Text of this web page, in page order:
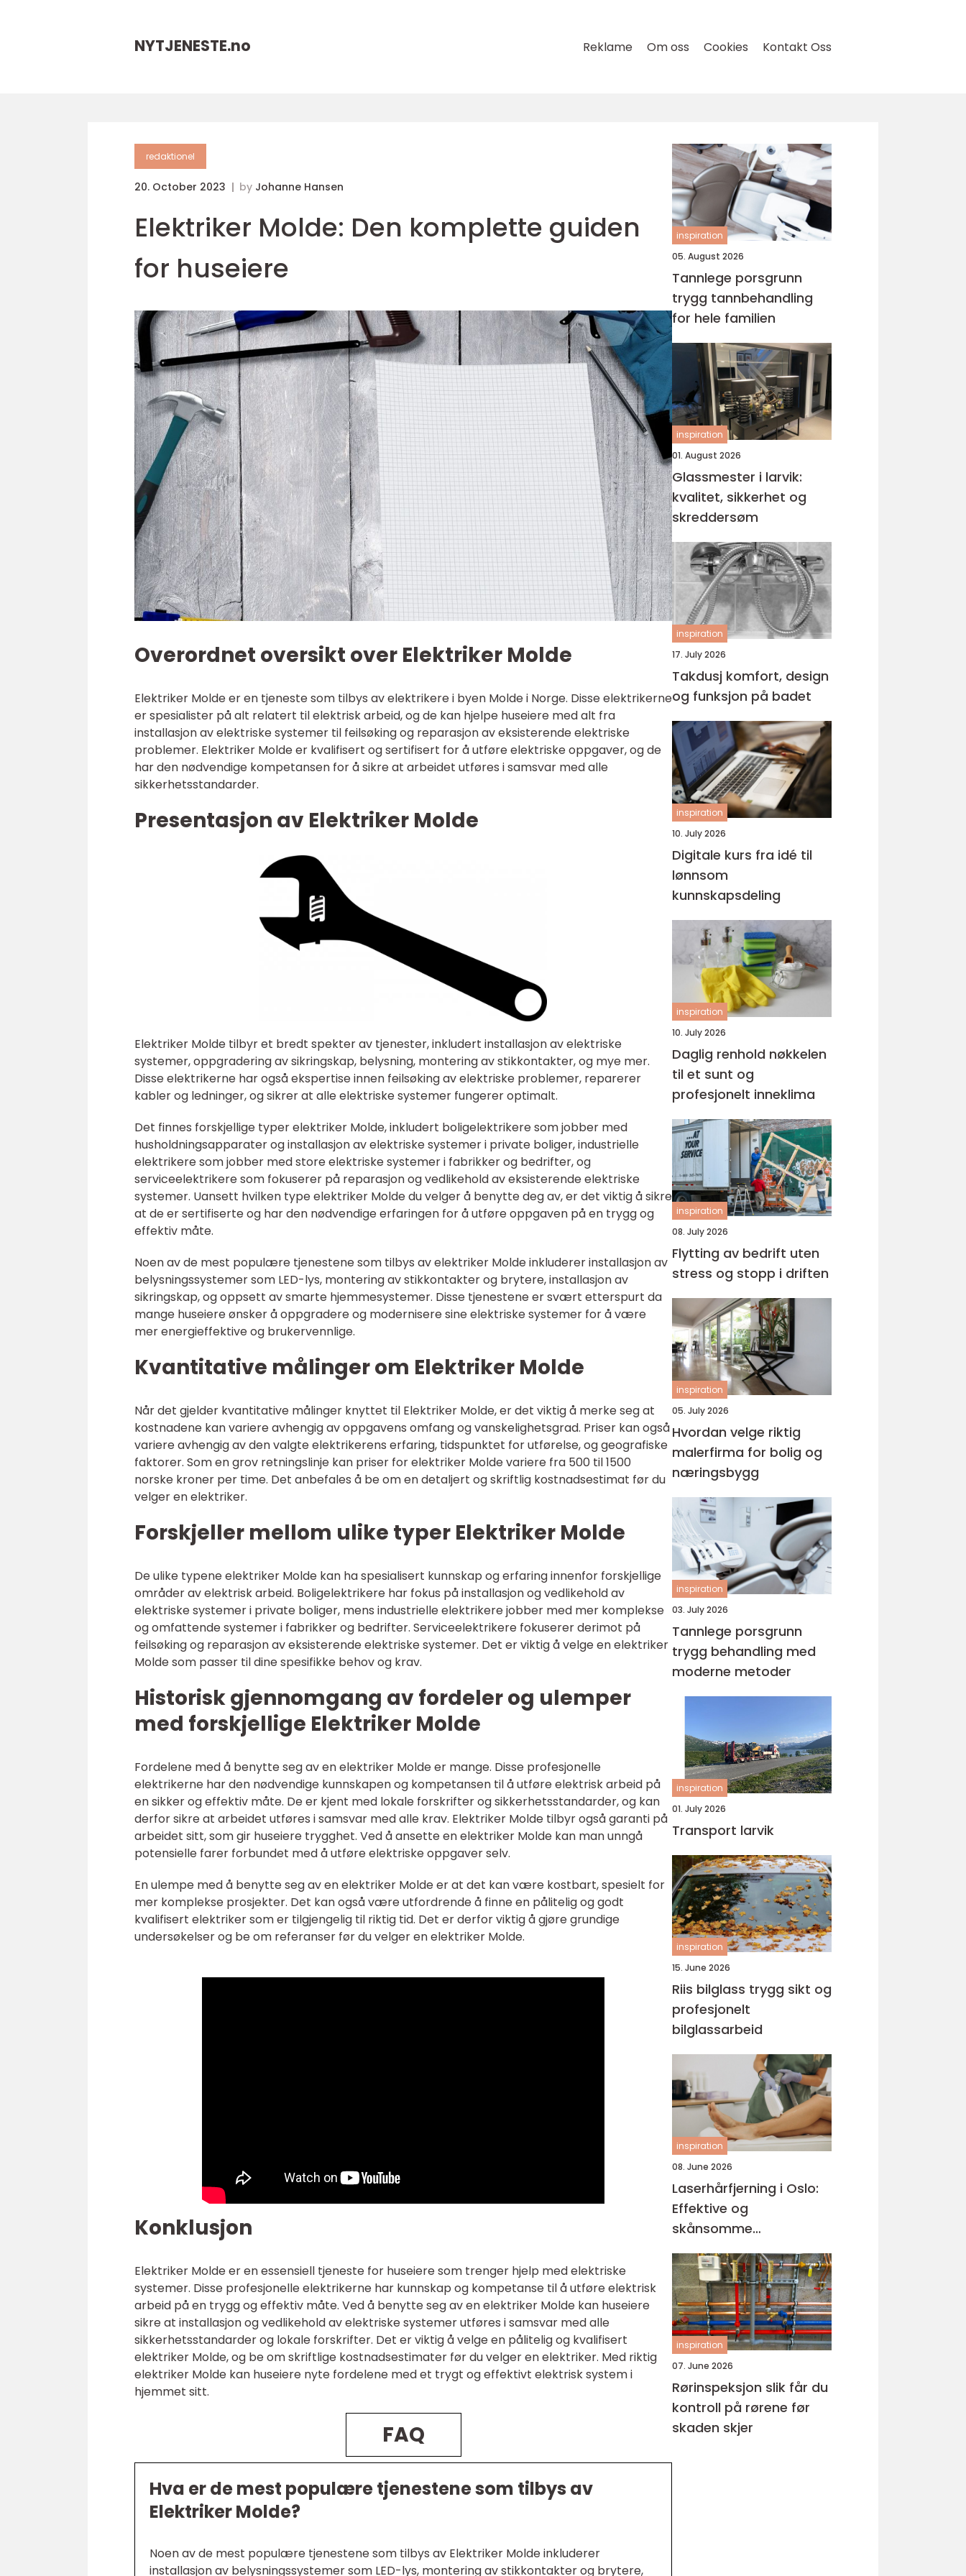
NYTJENESTE.no Reklame Om oss Cookies Kontakt Oss
redaktionel
20. October 2023 by Johanne Hansen
Elektriker Molde: Den komplette guiden
for huseiere
Overordnet oversikt over Elektriker Molde
Elektriker Molde er en tjeneste som tilbys av elektrikere i byen Molde i Norge. Disse elektrikerne
er spesialister på alt relatert til elektrisk arbeid, og de kan hjelpe huseiere med alt fra
installasjon av elektriske systemer til feilsøking og reparasjon av eksisterende elektriske
problemer. Elektriker Molde er kvalifisert og sertifisert for å utføre elektriske oppgaver, og de
har den nødvendige kompetansen for å sikre at arbeidet utføres i samsvar med alle
sikkerhetsstandarder.
Presentasjon av Elektriker Molde
Elektriker Molde tilbyr et bredt spekter av tjenester, inkludert installasjon av elektriske
systemer, oppgradering av sikringskap, belysning, montering av stikkontakter, og mye mer.
Disse elektrikerne har også ekspertise innen feilsøking av elektriske problemer, reparerer
kabler og ledninger, og sikrer at alle elektriske systemer fungerer optimalt.
Det finnes forskjellige typer elektriker Molde, inkludert boligelektrikere som jobber med
husholdningsapparater og installasjon av elektriske systemer i private boliger, industrielle
elektrikere som jobber med store elektriske systemer i fabrikker og bedrifter, og
serviceelektrikere som fokuserer på reparasjon og vedlikehold av eksisterende elektriske
systemer. Uansett hvilken type elektriker Molde du velger å benytte deg av, er det viktig å sikre
at de er sertifiserte og har den nødvendige erfaringen for å utføre oppgaven på en trygg og
effektiv måte.
Noen av de mest populære tjenestene som tilbys av elektriker Molde inkluderer installasjon av
belysningssystemer som LED-lys, montering av stikkontakter og brytere, installasjon av
sikringskap, og oppsett av smarte hjemmesystemer. Disse tjenestene er svært etterspurt da
mange huseiere ønsker å oppgradere og modernisere sine elektriske systemer for å være
mer energieffektive og brukervennlige.
Kvantitative målinger om Elektriker Molde
Når det gjelder kvantitative målinger knyttet til Elektriker Molde, er det viktig å merke seg at
kostnadene kan variere avhengig av oppgavens omfang og vanskelighetsgrad. Priser kan også
variere avhengig av den valgte elektrikerens erfaring, tidspunktet for utførelse, og geografiske
faktorer. Som en grov retningslinje kan priser for elektriker Molde variere fra 500 til 1500
norske kroner per time. Det anbefales å be om en detaljert og skriftlig kostnadsestimat før du
velger en elektriker.
Forskjeller mellom ulike typer Elektriker Molde
De ulike typene elektriker Molde kan ha spesialisert kunnskap og erfaring innenfor forskjellige
områder av elektrisk arbeid. Boligelektrikere har fokus på installasjon og vedlikehold av
elektriske systemer i private boliger, mens industrielle elektrikere jobber med mer komplekse
og omfattende systemer i fabrikker og bedrifter. Serviceelektrikere fokuserer derimot på
feilsøking og reparasjon av eksisterende elektriske systemer. Det er viktig å velge en elektriker
Molde som passer til dine spesifikke behov og krav.
Historisk gjennomgang av fordeler og ulemper
med forskjellige Elektriker Molde
Fordelene med å benytte seg av en elektriker Molde er mange. Disse profesjonelle
elektrikerne har den nødvendige kunnskapen og kompetansen til å utføre elektrisk arbeid på
en sikker og effektiv måte. De er kjent med lokale forskrifter og sikkerhetsstandarder, og kan
derfor sikre at arbeidet utføres i samsvar med alle krav. Elektriker Molde tilbyr også garanti på
arbeidet sitt, som gir huseiere trygghet. Ved å ansette en elektriker Molde kan man unngå
potensielle farer forbundet med å utføre elektriske oppgaver selv.
En ulempe med å benytte seg av en elektriker Molde er at det kan være kostbart, spesielt for
mer komplekse prosjekter. Det kan også være utfordrende å finne en pålitelig og godt
kvalifisert elektriker som er tilgjengelig til riktig tid. Det er derfor viktig å gjøre grundige
undersøkelser og be om referanser før du velger en elektriker Molde.
Konklusjon
Elektriker Molde er en essensiell tjeneste for huseiere som trenger hjelp med elektriske
systemer. Disse profesjonelle elektrikerne har kunnskap og kompetanse til å utføre elektrisk
arbeid på en trygg og effektiv måte. Ved å benytte seg av en elektriker Molde kan huseiere
sikre at installasjon og vedlikehold av elektriske systemer utføres i samsvar med alle
sikkerhetsstandarder og lokale forskrifter. Det er viktig å velge en pålitelig og kvalifisert
elektriker Molde, og be om skriftlige kostnadsestimater før du velger en elektriker. Med riktig
elektriker Molde kan huseiere nyte fordelene med et trygt og effektivt elektrisk system i
hjemmet sitt.
FAQ
Hva er de mest populære tjenestene som tilbys av
Elektriker Molde?
Noen av de mest populære tjenestene som tilbys av Elektriker Molde inkluderer
installasjon av belysningssystemer som LED-lys, montering av stikkontakter og brytere,
inspiration
05. August 2026
Tannlege porsgrunn
trygg tannbehandling
for hele familien
inspiration
01. August 2026
Glassmester i larvik:
kvalitet, sikkerhet og
skreddersøm
inspiration
17. July 2026
Takdusj komfort, design
og funksjon på badet
inspiration
10. July 2026
Digitale kurs fra idé til
lønnsom
kunnskapsdeling
inspiration
10. July 2026
Daglig renhold nøkkelen
til et sunt og
profesjonelt inneklima
inspiration
08. July 2026
Flytting av bedrift uten
stress og stopp i driften
inspiration
05. July 2026
Hvordan velge riktig
malerfirma for bolig og
næringsbygg
inspiration
03. July 2026
Tannlege porsgrunn
trygg behandling med
moderne metoder
inspiration
01. July 2026
Transport larvik
inspiration
15. June 2026
Riis bilglass trygg sikt og
profesjonelt
bilglassarbeid
inspiration
08. June 2026
Laserhårfjerning i Oslo:
Effektive og
skånsomme
behandlinger for glatt
hud
inspiration
07. June 2026
Rørinspeksjon slik får du
kontroll på rørene før
skaden skjer